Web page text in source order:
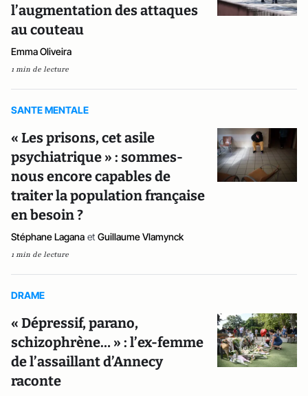
l’augmentation des attaques
au couteau
Emma Oliveira
1 min de lecture
SANTE MENTALE
« Les prisons, cet asile
psychiatrique » : sommes-
nous encore capables de
traiter la population française
en besoin ?
Stéphane Lagana et Guillaume Vlamynck
1 min de lecture
DRAME
« Dépressif, parano,
schizophrène… » : l’ex-femme
de l’assaillant d’Annecy
raconte